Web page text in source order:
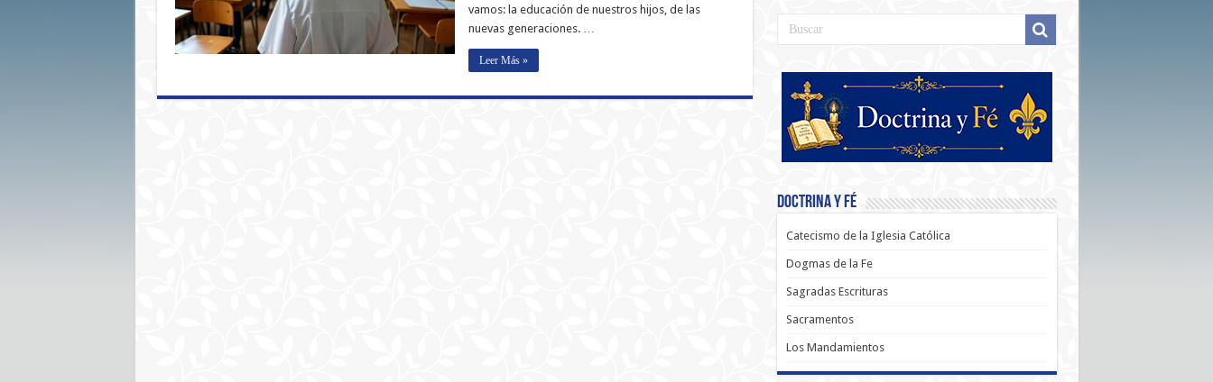
vamos: la educación de nuestros hijos, de las
nuevas generaciones. …
Leer Más »
Doctrina y Fé
Catecismo de la Iglesia Católica
Dogmas de la Fe
Sagradas Escrituras
Sacramentos
Los Mandamientos